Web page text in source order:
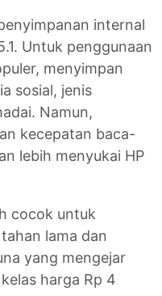
internal
Untuk penggunaan
menyimpan
sosial, jenis
Namun,
kecepatan baca-
lebih menyukai HP
cocok untuk
lama dan
yang mengejar
harga Rp 4